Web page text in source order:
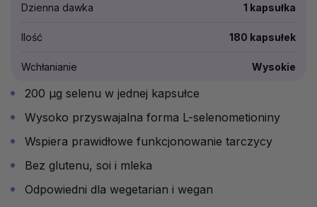
200 µg selenu w jednej kapsułce
Wysoko przyswajalna forma L-selenometioniny
Wspiera prawidłowe funkcjonowanie tarczycy
Bez glutenu, soi i mleka
Odpowiedni dla wegetarian i wegan
Dzienna dawka 1 kapsułka
Ilość 180 kapsułek
Wchłanianie Wysokie